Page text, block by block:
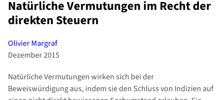
Natürliche Vermutungen im Recht der
direkten Steuern
Olivier Margraf
Dezember 2015
Natürliche Vermutungen wirken sich bei der
Beweiswürdigung aus, indem sie den Schluss von Indizien auf